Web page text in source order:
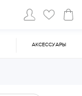
АКСЕССУАРЫ